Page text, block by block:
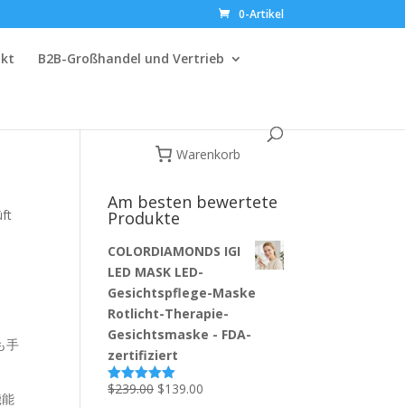
0-Artikel
B2B-Großhandel und Vertrieb
手
Warenkorb
Am besten bewertete
Produkte
COLORDIAMONDS IGI
LED MASK LED-
Gesichtspflege-Maske
Rotlicht-Therapie-
Gesichtsmaske - FDA-
zertifiziert
Bewertet
$239.00 Ursprünglicher
$139.00